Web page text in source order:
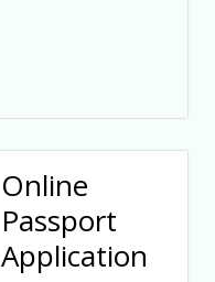
Online
Passport
Application